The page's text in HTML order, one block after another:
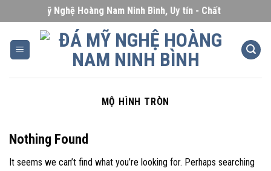
to
content
Đá Mỹ Nghệ Hoàng Nam Ninh Bình, Uy tín - Chất lượng - Giá
MỘ HÌNH TRÒN
Nothing Found
It seems we can’t find what you’re looking for. Perhaps searching